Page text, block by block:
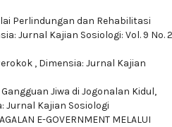
Perlindungan dan Rehabilitasi
Jurnal Kajian Sosiologi: Vol. 9 No. 2
, Dimensia: Jurnal Kajian
Jiwa di Jogonalan Kidul,
Jurnal Kajian Sosiologi
E-GOVERNMENT MELALUI